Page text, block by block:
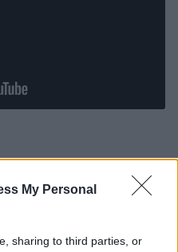
My Personal
sharing to third parties, or